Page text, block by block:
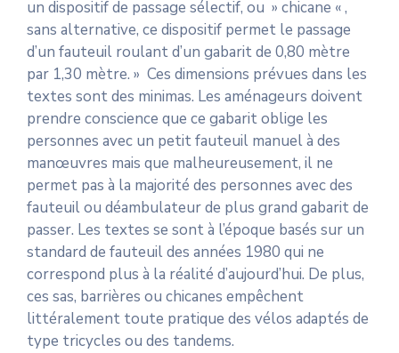
un dispositif de passage sélectif, ou » chicane « ,
sans alternative, ce dispositif permet le passage
d’un fauteuil roulant d’un gabarit de 0,80 mètre
par 1,30 mètre. » Ces dimensions prévues dans les
textes sont des minimas. Les aménageurs doivent
prendre conscience que ce gabarit oblige les
personnes avec un petit fauteuil manuel à des
manœuvres mais que malheureusement, il ne
permet pas à la majorité des personnes avec des
fauteuil ou déambulateur de plus grand gabarit de
passer. Les textes se sont à l’époque basés sur un
standard de fauteuil des années 1980 qui ne
correspond plus à la réalité d’aujourd’hui. De plus,
ces sas, barrières ou chicanes empêchent
littéralement toute pratique des vélos adaptés de
type tricycles ou des tandems.